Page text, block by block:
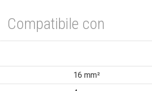
Compatibile con
16 mm²